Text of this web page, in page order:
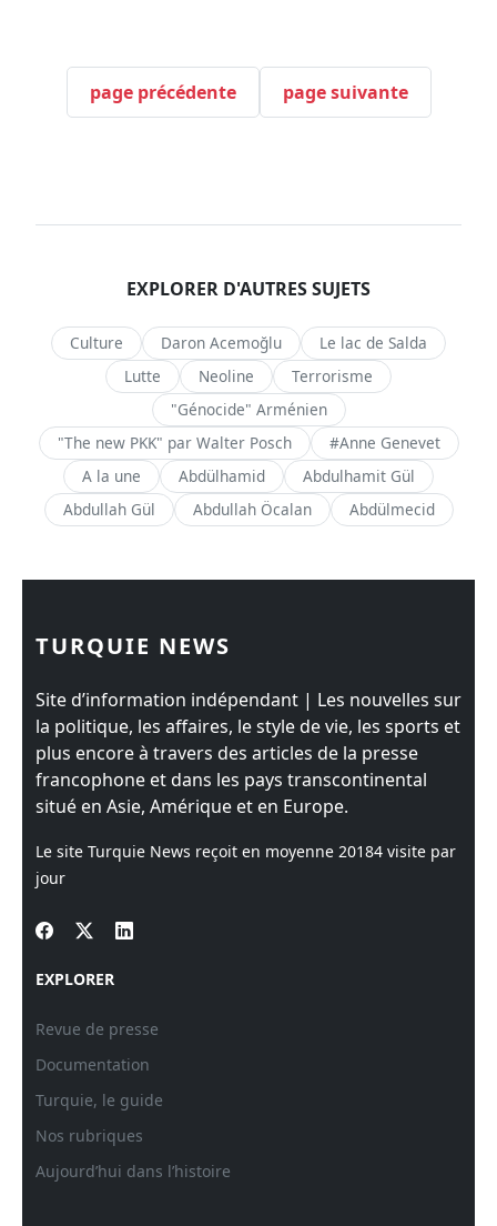
page précédente page suivante
EXPLORER D'AUTRES SUJETS
Culture Daron Acemoğlu
Le lac de Salda
Lutte
Neoline
Terrorisme
"Génocide" Arménien
"The new PKK" par Walter Posch
#Anne Genevet
A la une
Abdülhamid
Abdulhamit Gül
Abdullah Gül
Abdullah Öcalan Abdülmecid
TURQUIE NEWS
Site d’information indépendant | Les nouvelles sur
la politique, les affaires, le style de vie, les sports et
plus encore à travers des articles de la presse
francophone et dans les pays transcontinental
situé en Asie, Amérique et en Europe.
Le site Turquie News reçoit en moyenne 20184 visite par
jour
EXPLORER
Revue de presse
Documentation
Turquie, le guide
Nos rubriques
Aujourd’hui dans l’histoire